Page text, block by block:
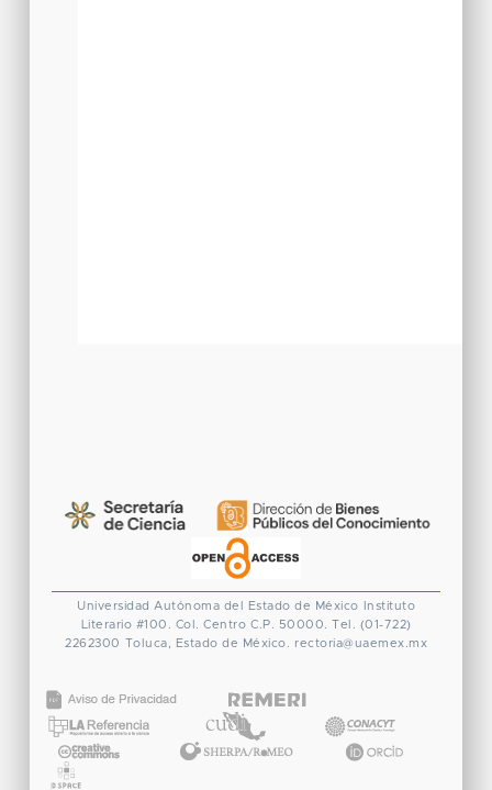
Universidad Autónoma del Estado de México
Instituto
Literario #100. Col. Centro C.P. 50000. Tel. (01-722)
2262300 Toluca, Estado de México. rectoria@uaemex.mx